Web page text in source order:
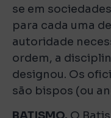
se em
para cada uma
autoridade
ordem, a
designou. Os
são bispos (ou